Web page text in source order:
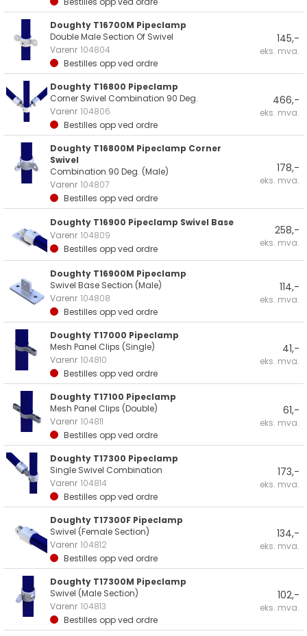
Doughty T16700M Pipeclamp
Double Male Section Of Swivel
Varenr 104804
Bestilles opp ved ordre
145,-
eks. mva.
Doughty T16800 Pipeclamp
Corner Swivel Combination 90 Deg.
Varenr 104806
Bestilles opp ved ordre
466,-
eks. mva.
Doughty T16800M Pipeclamp Corner
Swivel
Combination 90 Deg. (Male)
Varenr 104807
Bestilles opp ved ordre
178,-
eks. mva.
Doughty T16900 Pipeclamp Swivel Base
Varenr 104809
Bestilles opp ved ordre
258,-
eks. mva.
Doughty T16900M Pipeclamp
Swivel Base Section (Male)
Varenr 104808
Bestilles opp ved ordre
114,-
eks. mva.
Doughty T17000 Pipeclamp
Mesh Panel Clips (Single)
Varenr 104810
Bestilles opp ved ordre
41,-
eks. mva.
Doughty T17100 Pipeclamp
Mesh Panel Clips (Double)
Varenr 104811
Bestilles opp ved ordre
61,-
eks. mva.
Doughty T17300 Pipeclamp
Single Swivel Combination
Varenr 104814
Bestilles opp ved ordre
173,-
eks. mva.
Doughty T17300F Pipeclamp
Swivel (Female Section)
Varenr 104812
Bestilles opp ved ordre
134,-
eks. mva.
Doughty T17300M Pipeclamp
Swivel (Male Section)
Varenr 104813
Bestilles opp ved ordre
102,-
eks. mva.